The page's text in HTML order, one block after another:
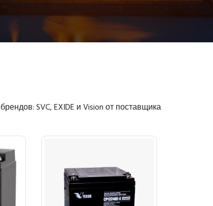
SVC, EXIDE и Vision от поставщика